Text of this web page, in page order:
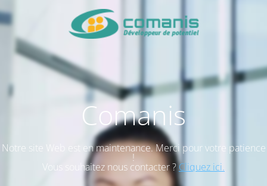
Comanis
Notre site Web est en maintenance. Merci pour votre patience
!
Vous souhaitez nous contacter ? Cliquez ici.